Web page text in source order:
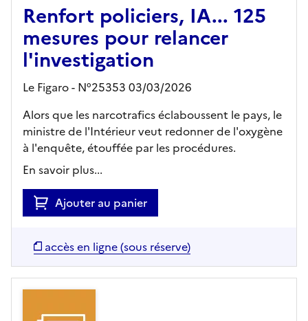
Renfort policiers, IA... 125
mesures pour relancer
l'investigation
Le Figaro - N°25353 03/03/2026
Alors que les narcotrafics éclaboussent le pays, le
ministre de l'Intérieur veut redonner de l'oxygène
à l'enquête, étouffée par les procédures.
En savoir plus...
Ajouter au panier
accès en ligne (sous réserve)